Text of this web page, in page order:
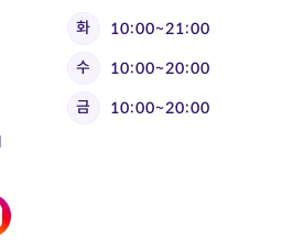
화
10:00~21:00
수
10:00~20:00
금 10:00~20:00